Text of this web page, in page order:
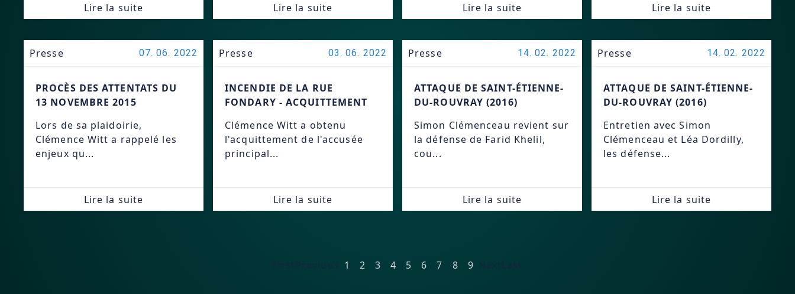
Lire la suite Lire la suite Lire la suite Lire la suite
Presse 07. 06. 2022
PROCÈS DES ATTENTATS DU
13 NOVEMBRE 2015
Lors de sa plaidoirie,
Clémence Witt a rappelé les
enjeux qu...
Lire la suite
Presse 03. 06. 2022
INCENDIE DE LA RUE
FONDARY - ACQUITTEMENT
Clémence Witt a obtenu
l'acquittement de l'accusée
principal...
Lire la suite
Presse 14. 02. 2022
ATTAQUE DE SAINT-ÉTIENNE-
DU-ROUVRAY (2016)
Simon Clémenceau revient sur
la défense de Farid Khelil,
cou...
Lire la suite
Presse 14. 02. 2022
ATTAQUE DE SAINT-ÉTIENNE-
DU-ROUVRAY (2016)
Entretien avec Simon
Clémenceau et Léa Dordilly,
les défense...
Lire la suite
First Previous 1 2 3 4 5 6 7 8 9 Next Last